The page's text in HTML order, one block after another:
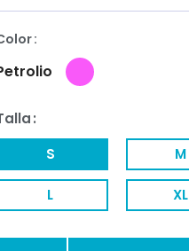
S
M
L XL